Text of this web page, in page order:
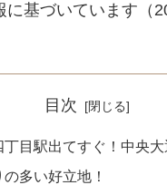
基づいています（
目次
丁目駅出てすぐ！中央
の多い好立地！